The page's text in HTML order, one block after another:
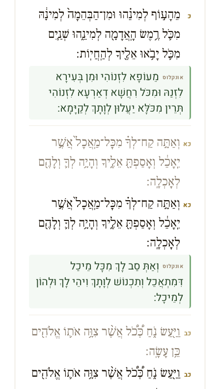
כ
מֵהָע֣וֹף לְמִינֵ֗הוּ וּמִן־הַבְּהֵמָה֙ לְמִינָ֔הּ
מִכֹּ֛ל רֶ֥מֶשׂ הָֽאֲדָמָ֖ה לְמִינֵ֑הוּ שְׁנַ֧יִם
מִכֹּ֛ל יָבֹ֥אוּ אֵלֶ֖יךָ לְהַֽחֲיֽוֹת׃
אונקלוס מֵעוֹפָא לִזְנוֹהִי וּמִן בְּעִירָא
לִזְנַהּ וּמִכֹּל רִחֲשָׁא דְאַרְעָא לִזְנוֹהִי
תְּרֵין מִכֹּלָּא יַעֲלוּן לְוָתָךְ לְקַיָּמָא:
כא וְאַתָּ֣ה קַח־לְךָ֗ מִכׇּל־מַֽאֲכָל֙ אֲשֶׁ֣ר
יֵֽאָכֵ֔ל וְאָסַפְתָּ֖ אֵלֶ֑יךָ וְהָיָ֥ה לְךָ֛ וְלָהֶ֖ם
לְאׇכְלָֽה׃
כא וְאַתָּ֣ה קַח־לְךָ֗ מִכׇּל־מַֽאֲכָל֙ אֲשֶׁ֣ר
יֵֽאָכֵ֔ל וְאָסַפְתָּ֖ אֵלֶ֑יךָ וְהָיָ֥ה לְךָ֛ וְלָהֶ֖ם
לְאׇכְלָֽה׃
אונקלוס וְאַתְּ סַב לָךְ מִכָּל מֵיכַל
דִּמִתְאֲכֵל וְתִכְנוֹשׁ לְוָתָךְ וִיהֵי לָךְ וּלְהוֹן
לְמֵיכָל:
כב וַיַּ֖עַשׂ נֹ֑חַ כְּ֠כֹ֠ל אֲשֶׁ֨ר צִוָּ֥ה אֹת֛וֹ אֱלֹהִ֖ים
כֵּ֥ן עָשָֽׂה׃
כב וַיַּ֖עַשׂ נֹ֑חַ כְּ֠כֹ֠ל אֲשֶׁ֨ר צִוָּ֥ה אֹת֛וֹ אֱלֹהִ֖ים